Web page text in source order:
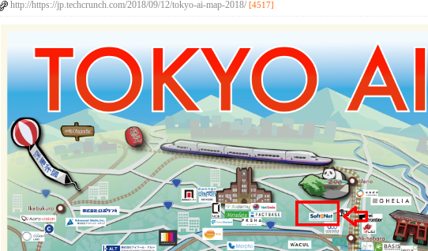
http://https://jp.techcrunch.com/2018/09/12/tokyo-ai-map-2018/ [4517]